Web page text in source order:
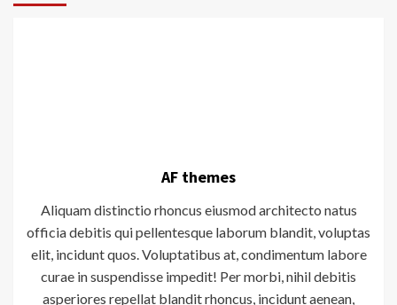
AF themes
Aliquam distinctio rhoncus eiusmod architecto natus
officia debitis qui pellentesque laborum blandit, voluptas
elit, incidunt quos. Voluptatibus at, condimentum labore
curae in suspendisse impedit! Per morbi, nihil debitis
asperiores repellat blandit rhoncus, incidunt aenean,